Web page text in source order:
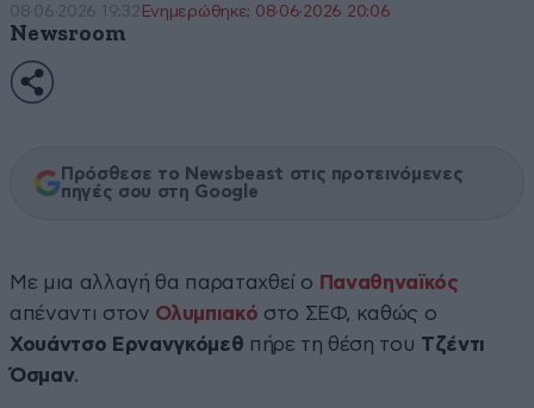
08·06·2026 19:32 Ενημερώθηκε: 08·06·2026 20:06
Newsroom
Πρόσθεσε το Newsbeast στις προτεινόμενες
πηγές σου στη Google
Με μια αλλαγή θα παραταχθεί ο Παναθηναϊκός
απέναντι στον Ολυμπιακό στο ΣΕΦ, καθώς ο
Χουάντσο Ερνανγκόμεθ πήρε τη θέση του Τζέντι
Όσμαν.